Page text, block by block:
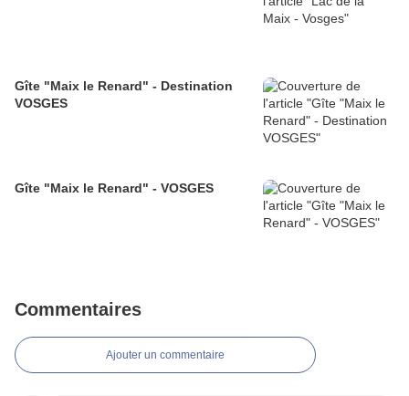
Gîte "Maix le Renard" - Destination
VOSGES
Gîte "Maix le Renard" - VOSGES
Commentaires
Ajouter un commentaire